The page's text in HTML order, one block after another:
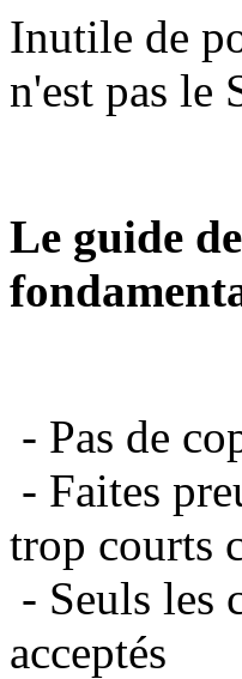
Inutile de
n'est pas le
Le guide
- Pas de
- Faites
trop courts
- Seuls les
acceptés